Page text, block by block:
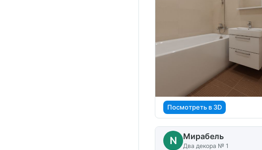
Посмотреть в 3D
N Мирабель
Два декора № 1